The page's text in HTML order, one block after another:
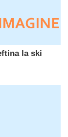
la ski